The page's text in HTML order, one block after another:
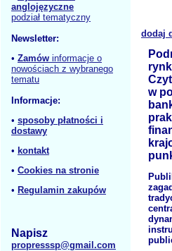
anglojęzyczne
podział tematyczny
Newsletter:
• Zamów informacje o
nowościach z wybranego
tematu
Informacje:
• sposoby płatności i
dostawy
• kontakt
• Cookies na stronie
• Regulamin zakupów
Napisz
propresssp@gmail.com
dodaj
w